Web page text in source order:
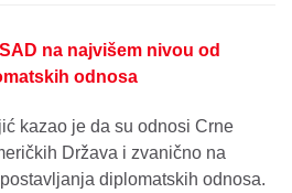
na najvišem nivou od
odnosa
kazao je da su odnosi Crne
Država i zvanično na
diplomatskih odnosa.